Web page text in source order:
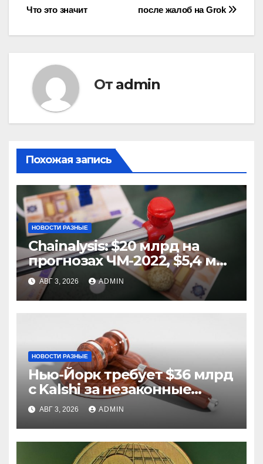
по
записям
после жалоб на Grok
Что это значит
От admin
Похожая запись
НОВОСТИ РАЗНЫЕ
Chainalysis: $20 млрд на
прогнозах ЧМ-2022, $5,4 млн
из них незаконные
АВГ 3, 2026 ADMIN
НОВОСТИ РАЗНЫЕ
Нью-Йорк требует $36 млрд
с Kalshi за незаконные
ставки
АВГ 3, 2026 ADMIN